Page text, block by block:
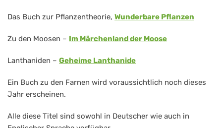
Das Buch zur Pflanzentheorie, Wunderbare Pflanzen
Zu den Moosen – Im Märchenland der Moose
Lanthaniden – Geheime Lanthanide
Ein Buch zu den Farnen wird voraussichtlich noch dieses
Jahr erscheinen.
Alle diese Titel sind sowohl in Deutscher wie auch in